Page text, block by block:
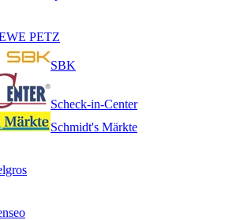
PETZ
SBK
Scheck-in-Center
Schmidt's Märkte